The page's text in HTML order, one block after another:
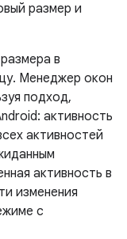
размер и
в
Менеджер окон
подход,
активность
активностей
активность в
изменения
с